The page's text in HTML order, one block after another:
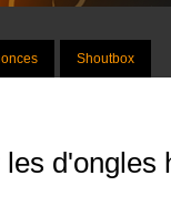
Shoutbox
d'ongles